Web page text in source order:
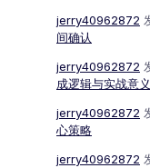
jerry40962872
间确认
jerry40962872
成逻辑与实战意义
jerry40962872
心策略
jerry40962872